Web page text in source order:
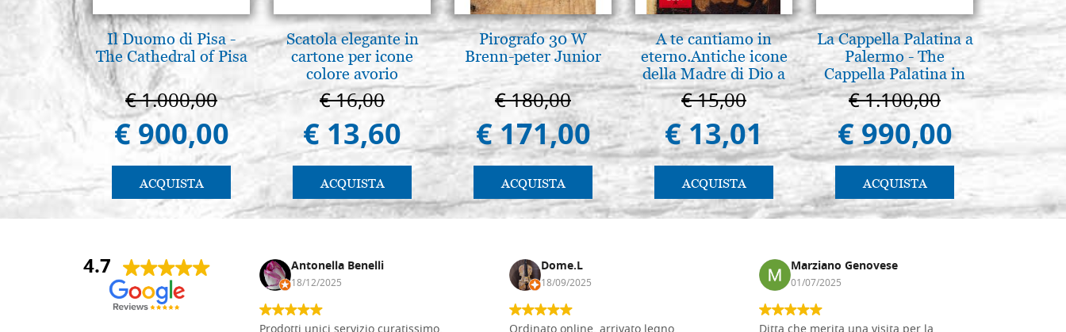
Il Duomo di Pisa -
The Cathedral of Pisa
€ 1.000,00
€ 900,00
ACQUISTA
Scatola elegante in
cartone per icone
colore avorio
€ 16,00
€ 13,60
ACQUISTA
Pirografo 30 W
Brenn-peter Junior
€ 180,00
€ 171,00
ACQUISTA
A te cantiamo in
eterno.Antiche icone
della Madre di Dio a
Vladimir e Suzdal
(libro-cal. 2019)
€ 15,00
€ 13,01
ACQUISTA
La Cappella Palatina a
Palermo - The
Cappella Palatina in
Palermo
€ 1.100,00
€ 990,00
ACQUISTA
Luce
€
€
4.7
Andrea Monguzzi Antonella Benelli
18/12/2025
Dome.L
18/09/2025
Marziano Genovese
01/07/2025